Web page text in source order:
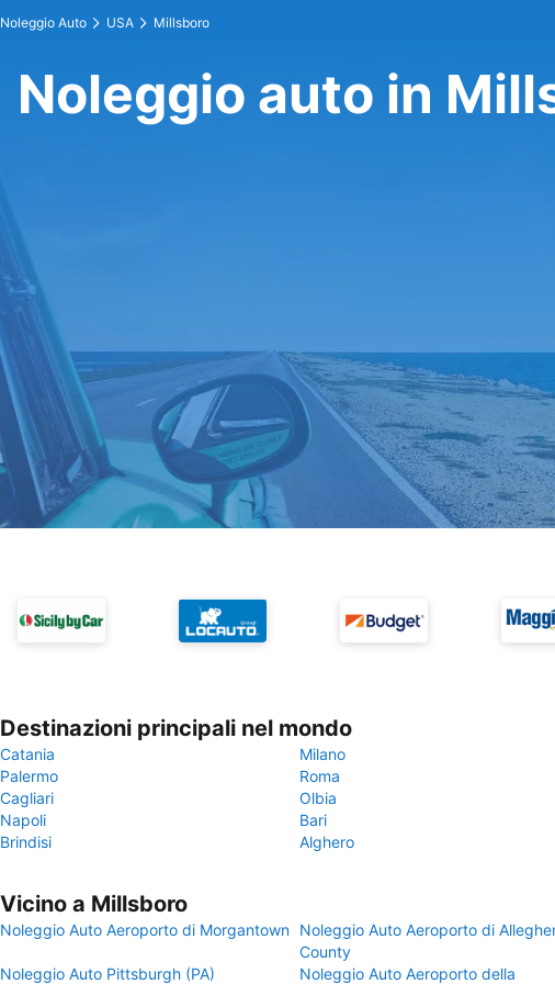
Noleggio Auto USA Millsboro
Noleggio auto in
Destinazioni principali nel mondo
Catania
Milano
Palermo
Roma
Cagliari
Olbia
Napoli
Bari
Brindisi
Alghero
Vicino a Millsboro
Noleggio Auto Aeroporto di Morgantown Noleggio Auto Aeroporto di
County
Noleggio Auto Pittsburgh (PA)
Noleggio Auto Aeroporto della